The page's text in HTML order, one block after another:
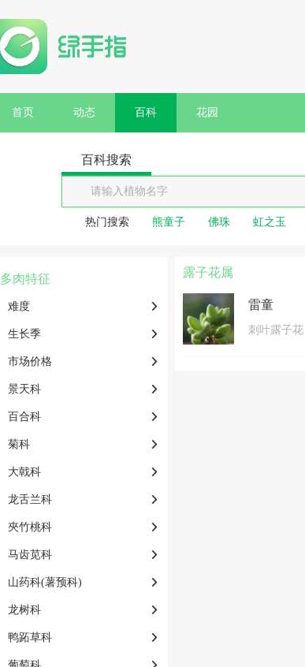
首页 动态 百科 花园
百科搜索
热门搜索 熊童子 佛珠 虹之玉
多肉特征
难度
生长季
市场价格
景天科
百合科
菊科
大戟科
龙舌兰科
夾竹桃科
马齿苋科
山药科(薯预科)
龙树科
鸭跖草科
露子花属
雷童
刺叶露子花